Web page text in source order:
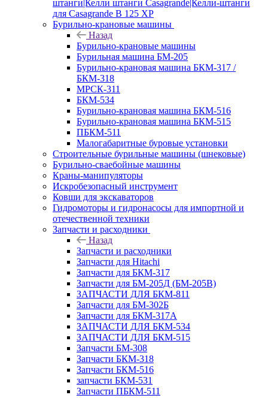
штанги|Келли штанги Casagrande|Келли-штанги
для Casagrande B 125 XP
Бурильно-крановые машины
Назад
Бурильно-крановые машины
Бурильная машина БМ-205
Бурильно-крановая машина БКМ-317 /
БКМ-318
МРСК-311
БКМ-534
Бурильно-крановая машина БКМ-516
Бурильно-крановая машина БКМ-515
ПБКМ-511
Малогабаритные буровые установки
Строительные бурильные машины (шнековые)
Бурильно-сваебойные машины
Краны-манипуляторы
Искробезопасный инструмент
Ковши для экскаваторов
Гидромоторы и гидронасосы для импортной и
отечественной техники
Запчасти и расходники
Назад
Запчасти и расходники
Запчасти для Hitachi
Запчасти для БКМ-317
Запчасти для БМ-205Д (БМ-205В)
ЗАПЧАСТИ ДЛЯ БКМ-811
Запчасти для БМ-302Б
Запчасти для БКМ-317А
ЗАПЧАСТИ ДЛЯ БКМ-534
ЗАПЧАСТИ ДЛЯ БКМ-515
Запчасти БМ-308
Запчасти БКМ-318
Запчасти БКМ-516
запчасти БКМ-531
Запчасти ПБКМ-511